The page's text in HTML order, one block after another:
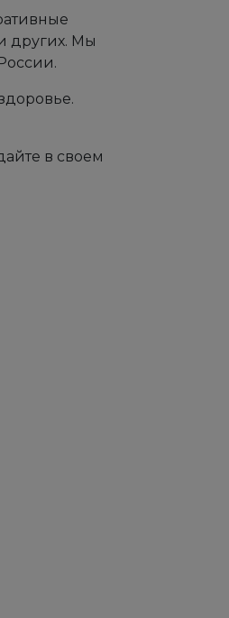
других. Мы
в своем